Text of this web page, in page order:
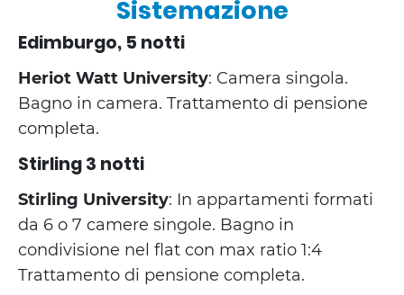
Sistemazione
Edimburgo, 5 notti
Heriot Watt University: Camera singola.
Bagno in camera. Trattamento di pensione
completa.
Stirling 3 notti
Stirling University: In appartamenti formati
da 6 o 7 camere singole. Bagno in
condivisione nel flat con max ratio 1:4
Trattamento di pensione completa.